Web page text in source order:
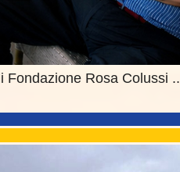
Fondazione Rosa Colussi ..